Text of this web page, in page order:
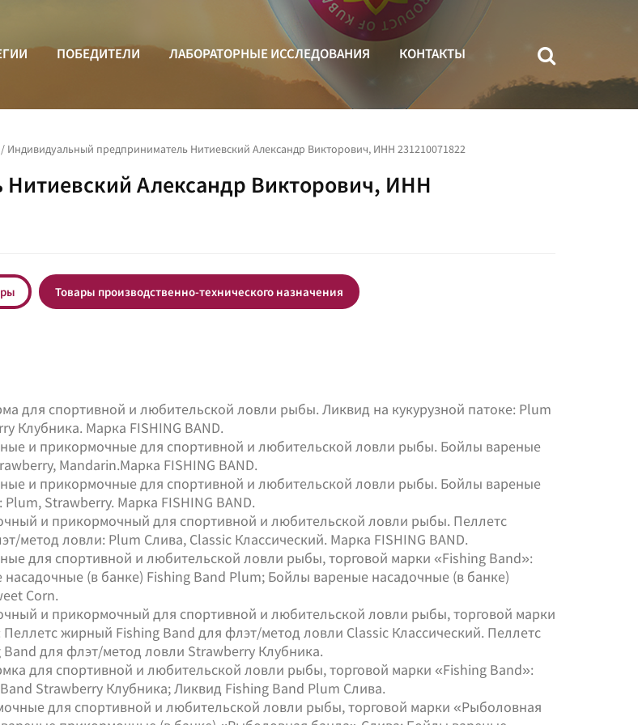
ПОБЕДИТЕЛИ ЛАБОРАТОРНЫЕ ИССЛЕДОВАНИЯ КОНТАКТЫ
/ Индивидуальный предприниматель Нитиевский Александр Викторович, ИНН 231210071822
Александр Викторович, ИНН
Товары производственно-технического назначения
для спортивной и любительской ловли рыбы. Ликвид на кукурузной патоке: Plum
Клубника. Марка FISHING BAND.
и прикормочные для спортивной и любительской ловли рыбы. Бойлы вареные
Mandarin.Марка FISHING BAND.
и прикормочные для спортивной и любительской ловли рыбы. Бойлы вареные
Strawberry. Марка FISHING BAND.
и прикормочный для спортивной и любительской ловли рыбы. Пеллетс
метод ловли: Plum Слива, Classic Классический. Марка FISHING BAND.
для спортивной и любительской ловли рыбы, торговой марки «Fishing Band»:
(в банке) Fishing Band Plum; Бойлы вареные насадочные (в банке)
Corn.
и прикормочный для спортивной и любительской ловли рыбы, торговой марки
жирный Fishing Band для флэт/метод ловли Classic Классический. Пеллетс
для флэт/метод ловли Strawberry Клубника.
для спортивной и любительской ловли рыбы, торговой марки «Fishing Band»:
Strawberry Клубника; Ликвид Fishing Band Plum Слива.
для спортивной и любительской ловли рыбы, торговой марки «Рыболовная